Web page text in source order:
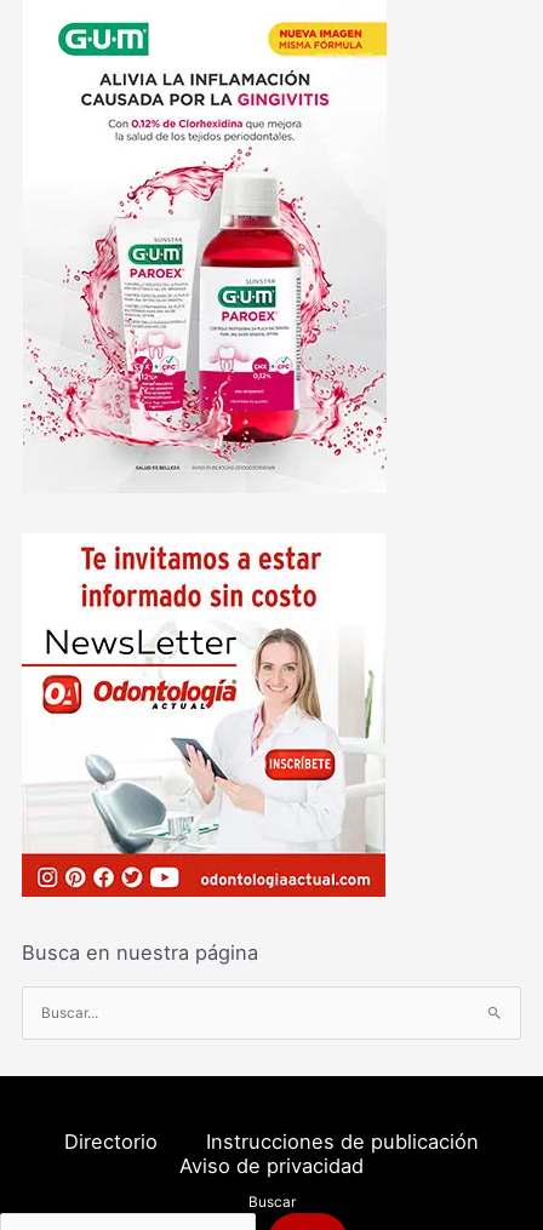
Busca en nuestra página
u
s
o
Directorio
Instrucciones de publicación
Aviso de privacidad
Buscar